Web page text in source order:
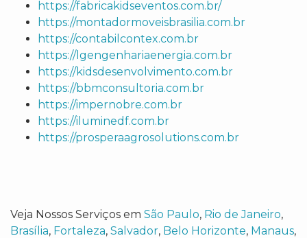
https://fabricakidseventos.com.br/
https://montadormoveisbrasilia.com.br
https://contabilcontex.com.br
https://lgengenhariaenergia.com.br
https://kidsdesenvolvimento.com.br
https://bbmconsultoria.com.br
https://impernobre.com.br
https://iluminedf.com.br
https://prosperaagrosolutions.com.br
Veja Nossos Serviços em São Paulo, Rio de Janeiro,
Brasília, Fortaleza, Salvador, Belo Horizonte, Manaus,